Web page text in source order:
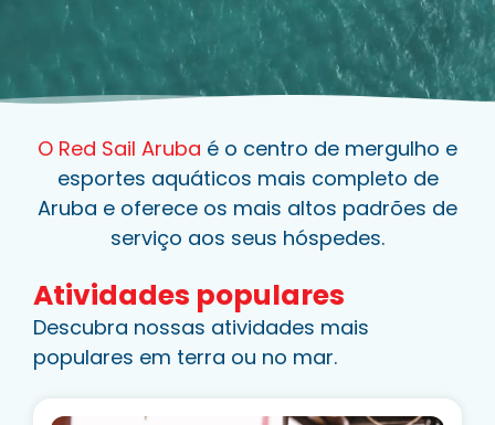
O Red Sail Aruba é o centro de mergulho e
esportes aquáticos mais completo de
Aruba e oferece os mais altos padrões de
serviço aos seus hóspedes.
Atividades populares
Descubra nossas atividades mais
populares em terra ou no mar.